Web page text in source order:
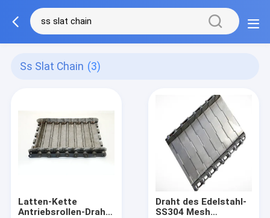
Ss Slat Chain (3)
Latten-Kette
Antriebsrollen-Draht-
Draht des Edelstahl-
SS304 Mesh